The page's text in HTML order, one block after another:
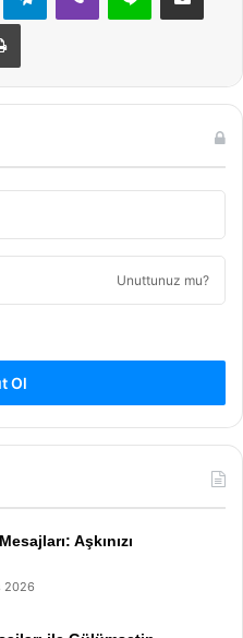
Yazdır
Unuttunuz mu?
Ol
Aşkınızı
2026